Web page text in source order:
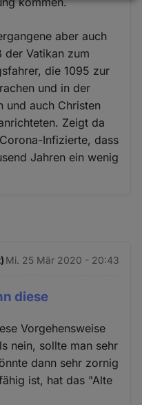
aber auch
der Vatikan zum
die 1095 zur
und in der
und auch Christen
Zeigt da
Infizierte, dass
Jahren ein wenig
Mi. 25 Mär 2020 - 20:43
diese
Vorgehensweise
nein, sollte man sehr
dann sehr zornig
ist, hat das "Alte